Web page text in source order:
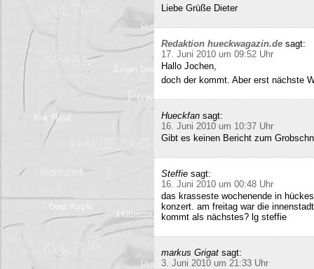
Liebe Grüße Dieter
Redaktion hueckwagazin.de sagt:
17. Juni 2010 um 09:52 Uhr
Hallo Jochen,
doch der kommt. Aber erst nächste
Hueckfan sagt:
16. Juni 2010 um 10:37 Uhr
Gibt es keinen Bericht zum
Steffie sagt:
16. Juni 2010 um 00:48 Uhr
das krasseste wochenende in
konzert. am freitag war die
kommt als nächstes? lg steffie
markus Grigat sagt:
3. Juni 2010 um 21:33 Uhr